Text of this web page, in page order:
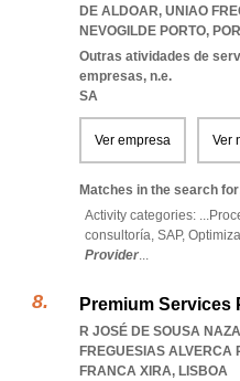
DE ALDOAR, UNIAO
NEVOGILDE PORTO,
Outras atividades de
empresas, n.e.
SA
Ver empresa Ver
Matches in the search
Activity categories: ...
consultoría, SAP,
Provider...
Premium Services
R JOSÉ DE SOUSA
FREGUESIAS ALVERCA
FRANCA XIRA, LISBOA